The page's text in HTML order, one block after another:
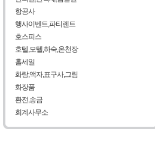
항공사
행사이벤트,파티렌트
호스피스
호텔,모텔,하숙,온천장
홀세일
화랑,액자,표구사,그림
화장품
환전,송금
회계사무소